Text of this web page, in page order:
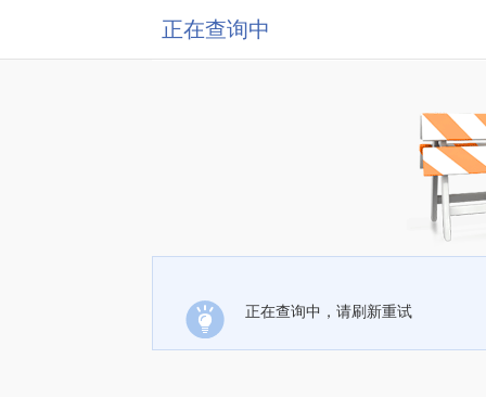
正在查询中
正在查询中，请刷新重试